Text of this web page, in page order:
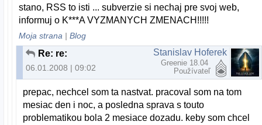
stano, RSS to isti ... subverzie si nechaj pre svoj web,
informuj o K***A VYZMANYCH ZMENACH!!!!!
Moja strana |Blog
Re: re:
06.01.2008 | 09:02
Stanislav Hoferek
Greenie 18.04
Používateľ
prepac, nechcel som ta nastvat. pracoval som na tom
mesiac den i noc, a posledna sprava s touto
problematikou bola 2 mesiace dozadu. keby som chcel